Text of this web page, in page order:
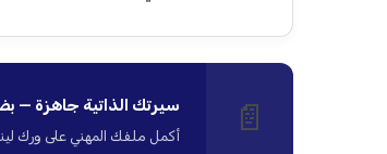
📄 سيرتك الذاتية جاهزة —
أكمل ملفك المهني على ورك